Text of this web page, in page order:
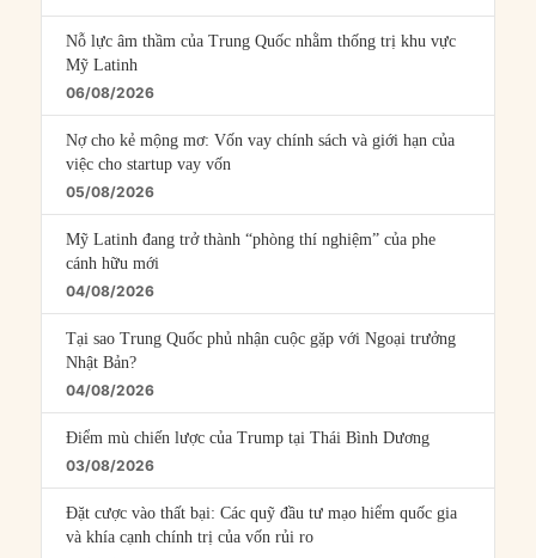
Nỗ lực âm thầm của Trung Quốc nhằm thống trị khu vực
Mỹ Latinh
06/08/2026
Nợ cho kẻ mộng mơ: Vốn vay chính sách và giới hạn của
việc cho startup vay vốn
05/08/2026
Mỹ Latinh đang trở thành “phòng thí nghiệm” của phe
cánh hữu mới
04/08/2026
Tại sao Trung Quốc phủ nhận cuộc gặp với Ngoại trưởng
Nhật Bản?
04/08/2026
Điểm mù chiến lược của Trump tại Thái Bình Dương
03/08/2026
Đặt cược vào thất bại: Các quỹ đầu tư mạo hiểm quốc gia
và khía cạnh chính trị của vốn rủi ro